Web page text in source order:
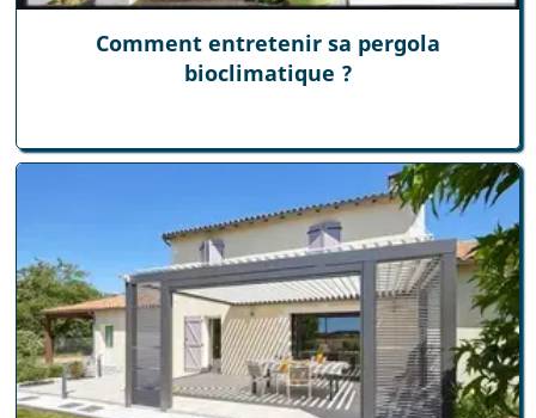
Comment entretenir sa pergola
bioclimatique ?